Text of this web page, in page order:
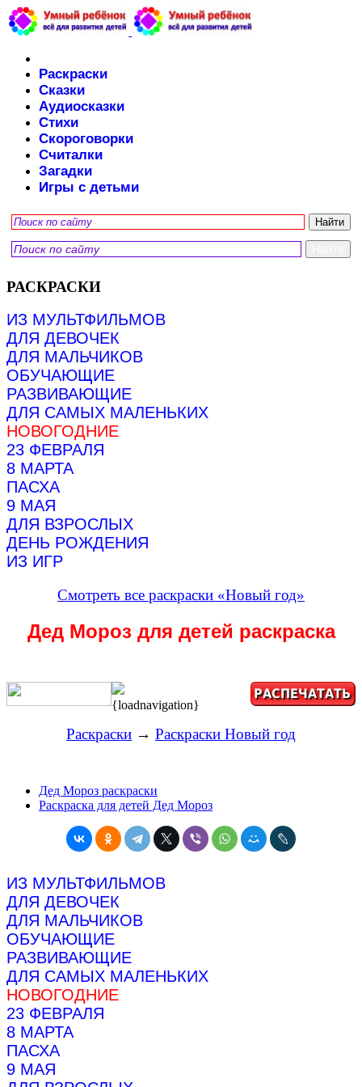
Раскраски
Сказки
Аудиосказки
Стихи
Скороговорки
Считалки
Загадки
Игры с детьми
РАСКРАСКИ
ИЗ МУЛЬТФИЛЬМОВ
ДЛЯ ДЕВОЧЕК
ДЛЯ МАЛЬЧИКОВ
ОБУЧАЮЩИЕ
РАЗВИВАЮЩИЕ
ДЛЯ САМЫХ МАЛЕНЬКИХ
НОВОГОДНИЕ
23 ФЕВРАЛЯ
8 МАРТА
ПАСХА
9 МАЯ
ДЛЯ ВЗРОСЛЫХ
ДЕНЬ РОЖДЕНИЯ
ИЗ ИГР
Смотреть все раскраски «Новый год»
Дед Мороз для детей раскраска
{loadnavigation}
Раскраски → Раскраски Новый год
Дед Мороз раскраски
Раскраска для детей Дед Мороз
ИЗ МУЛЬТФИЛЬМОВ
ДЛЯ ДЕВОЧЕК
ДЛЯ МАЛЬЧИКОВ
ОБУЧАЮЩИЕ
РАЗВИВАЮЩИЕ
ДЛЯ САМЫХ МАЛЕНЬКИХ
НОВОГОДНИЕ
23 ФЕВРАЛЯ
8 МАРТА
ПАСХА
9 МАЯ